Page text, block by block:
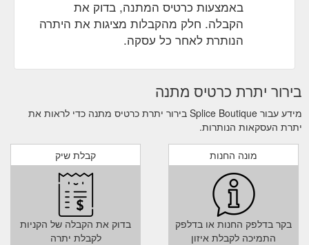
$25.00. Sign Up For 15% Off. Receive 15% off your first
order plus exclusive access to new arrivals ...
https://www.spliceboutique.com.au/collections/ess-the-
באמצעות כרטיס המתנה, בדוק את
הקבלה. חלק מהקבלות מציגות את היתרה
הנותרת לאחר כל עסקה.
בירור יתרת כרטיס מתנה
מידע עבור Splice Boutique בירור יתרת כרטיס מתנה כדי לראות את
יתרת העסקאות הנותרות.
קבלת שיק
בדוק את הקבלה של הקניות
לקבלת יתרה
מונה החנות
בקר בדלפק החנות או בדלפק
התמיכה לקבלת איזון